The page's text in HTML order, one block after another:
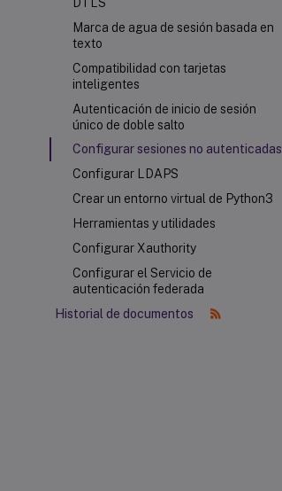
Marca de agua de sesión basada en
texto
Compatibilidad con tarjetas
inteligentes
Autenticación de inicio de sesión
único de doble salto
Configurar sesiones no autenticadas
Configurar LDAPS
Crear un entorno virtual de Python3
Herramientas y utilidades
Configurar Xauthority
Configurar el Servicio de
autenticación federada
Historial de documentos